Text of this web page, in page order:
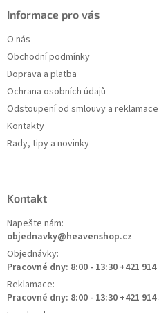
Informace pro vás
O nás
Obchodní podmínky
Doprava a platba
Ochrana osobních údajů
Odstoupení od smlouvy a reklamace
Kontakty
Rady, tipy a novinky
Kontakt
Napešte nám:
objednavky@heavenshop.cz
Objednávky:
Pracovné dny: 8:00 - 13:30 +421 914
Reklamace:
Pracovné dny: 8:00 - 13:30 +421 914